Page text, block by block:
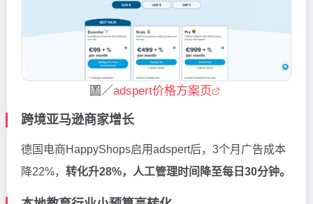
圖／adspert价格方案页
跨境亚马逊商家增长
德国电商HappyShops启用adspert后，3个月广告成本
降22%， 转化升28%，人工管理时间降至每日30分钟。